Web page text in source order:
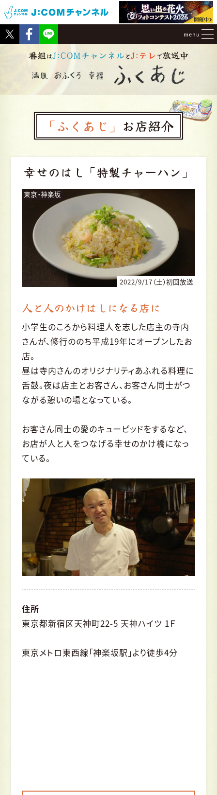
Tweet Facebook
menu
番組はJ:COMチャンネル とJ:テレ で放送中
「ふくあじ」 お店紹介
幸せのはし 「特製チャーハン」
東京・神楽坂
2022/9/17（土）初回放送
人と人のかけはしになる店に
小学生のころから料理人を志した店主の寺内
さんが、修行ののち平成19年にオープンしたお
店。
昼は寺内さんのオリジナリティあふれる料理に
舌鼓。夜は店主とお客さん、お客さん同士がつ
ながる憩いの場となっている。
お客さん同士の愛のキューピッドをするなど、
お店が人と人をつなげる幸せのかけ橋になっ
ている。
住所
東京都新宿区天神町22-5 天神ハイツ 1Ｆ
東京メトロ東西線「神楽坂駅」より徒歩4分